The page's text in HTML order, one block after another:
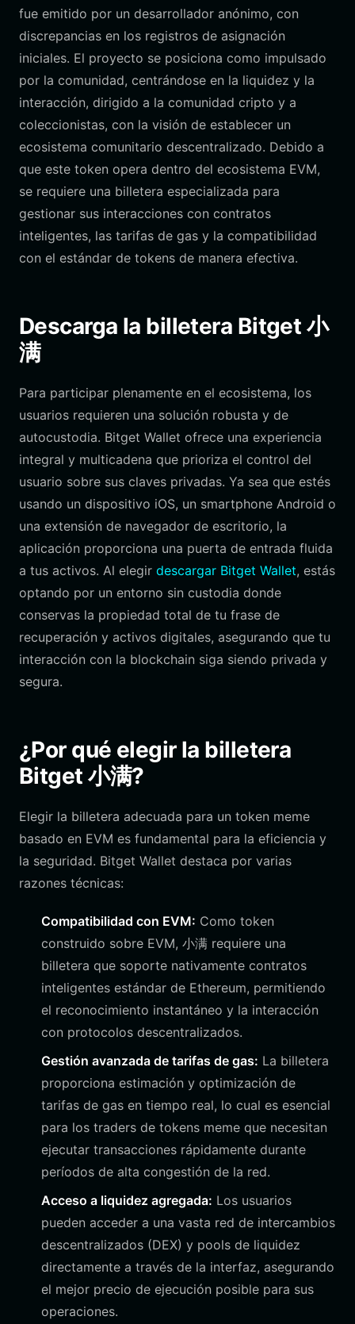
fue emitido por un desarrollador anónimo, con
discrepancias en los registros de asignación
iniciales. El proyecto se posiciona como impulsado
por la comunidad, centrándose en la liquidez y la
interacción, dirigido a la comunidad cripto y a
coleccionistas, con la visión de establecer un
ecosistema comunitario descentralizado. Debido a
que este token opera dentro del ecosistema EVM,
se requiere una billetera especializada para
gestionar sus interacciones con contratos
inteligentes, las tarifas de gas y la compatibilidad
con el estándar de tokens de manera efectiva.
Descarga la billetera Bitget 小
满
Para participar plenamente en el ecosistema, los
usuarios requieren una solución robusta y de
autocustodia. Bitget Wallet ofrece una experiencia
integral y multicadena que prioriza el control del
usuario sobre sus claves privadas. Ya sea que estés
usando un dispositivo iOS, un smartphone Android o
una extensión de navegador de escritorio, la
aplicación proporciona una puerta de entrada fluida
a tus activos. Al elegir descargar Bitget Wallet, estás
optando por un entorno sin custodia donde
conservas la propiedad total de tu frase de
recuperación y activos digitales, asegurando que tu
interacción con la blockchain siga siendo privada y
segura.
¿Por qué elegir la billetera
Bitget 小满?
Elegir la billetera adecuada para un token meme
basado en EVM es fundamental para la eficiencia y
la seguridad. Bitget Wallet destaca por varias
razones técnicas:
Compatibilidad con EVM: Como token
construido sobre EVM, 小满 requiere una
billetera que soporte nativamente contratos
inteligentes estándar de Ethereum, permitiendo
el reconocimiento instantáneo y la interacción
con protocolos descentralizados.
Gestión avanzada de tarifas de gas: La billetera
proporciona estimación y optimización de
tarifas de gas en tiempo real, lo cual es esencial
para los traders de tokens meme que necesitan
ejecutar transacciones rápidamente durante
períodos de alta congestión de la red.
Acceso a liquidez agregada: Los usuarios
pueden acceder a una vasta red de intercambios
descentralizados (DEX) y pools de liquidez
directamente a través de la interfaz, asegurando
el mejor precio de ejecución posible para sus
operaciones.